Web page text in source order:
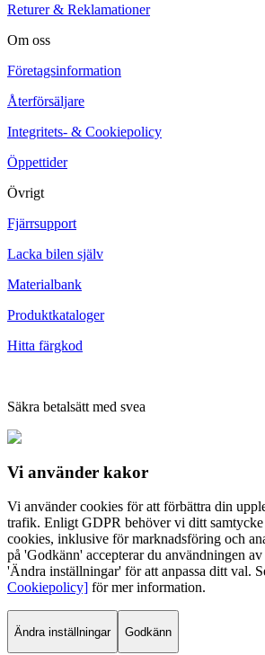
Returer & Reklamationer
Om oss
Företagsinformation
Återförsäljare
Integritets- & Cookiepolicy
Öppettider
Övrigt
Fjärrsupport
Lacka bilen själv
Materialbank
Produktkataloger
Hitta färgkod
Säkra betalsätt med svea
Vi använder kakor
Vi använder cookies för att förbättra din
trafik. Enligt GDPR behöver vi ditt samtycke
cookies, inklusive för marknadsföring och
på 'Godkänn' accepterar du användningen
'Ändra inställningar' för att anpassa ditt val.
Cookiepolicy] för mer information.
Ändra inställningar Godkänn